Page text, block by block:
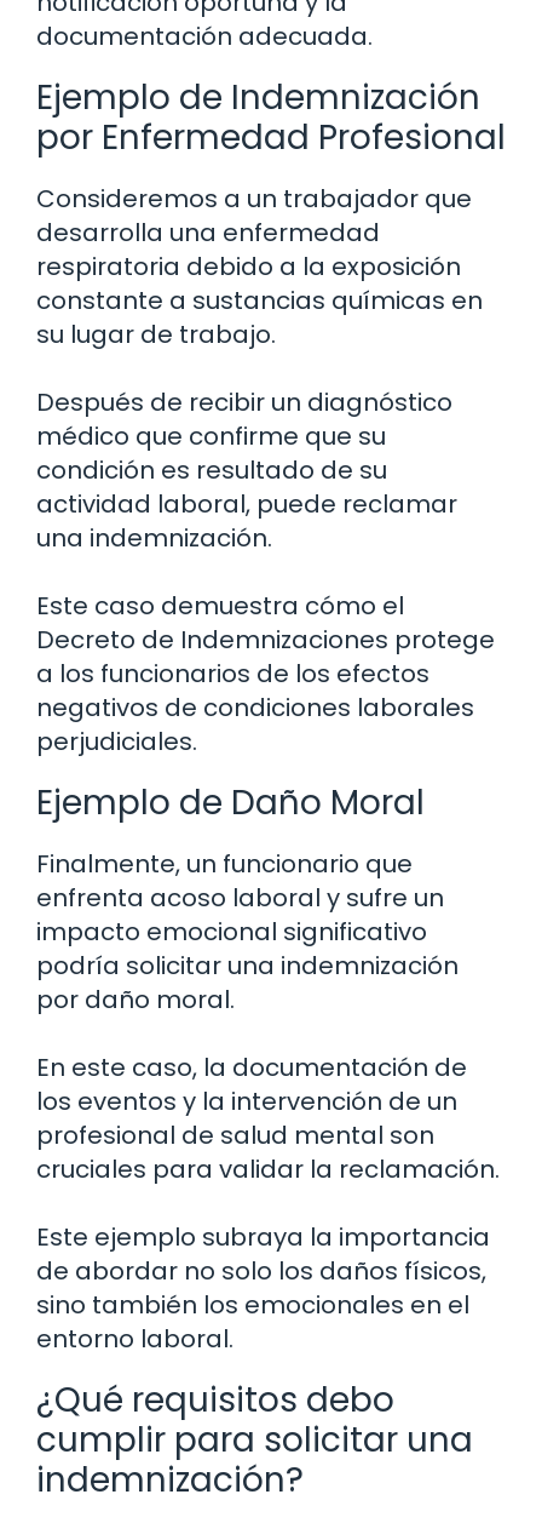
documentación adecuada.
Ejemplo de Indemnización
por Enfermedad Profesional
Consideremos a un trabajador que
desarrolla una enfermedad
respiratoria debido a la exposición
constante a sustancias químicas en
su lugar de trabajo.
Después de recibir un diagnóstico
médico que confirme que su
condición es resultado de su
actividad laboral, puede reclamar
una indemnización.
Este caso demuestra cómo el
Decreto de Indemnizaciones protege
a los funcionarios de los efectos
negativos de condiciones laborales
perjudiciales.
Ejemplo de Daño Moral
Finalmente, un funcionario que
enfrenta acoso laboral y sufre un
impacto emocional significativo
podría solicitar una indemnización
por daño moral.
En este caso, la documentación de
los eventos y la intervención de un
profesional de salud mental son
cruciales para validar la reclamación.
Este ejemplo subraya la importancia
de abordar no solo los daños físicos,
sino también los emocionales en el
entorno laboral.
¿Qué requisitos debo
cumplir para solicitar una
indemnización?